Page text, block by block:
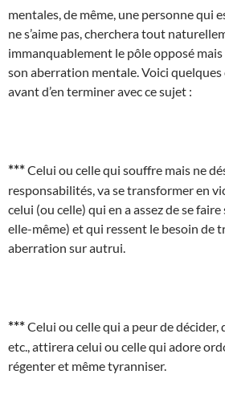
mentales, de même, une personne qui
ne s’aime pas, cherchera tout
immanquablement le pôle opposé
son aberration mentale. Voici quelques
avant d’en terminer avec ce sujet :
***Celui ou celle qui souffre mais ne
responsabilités, va se transformer en
celui (ou celle) qui en a assez de se
elle-même) et qui ressent le besoin de
aberration sur autrui.
***Celui ou celle qui a peur de décider,
etc., attirera celui ou celle qui adore
régenter et même tyranniser.